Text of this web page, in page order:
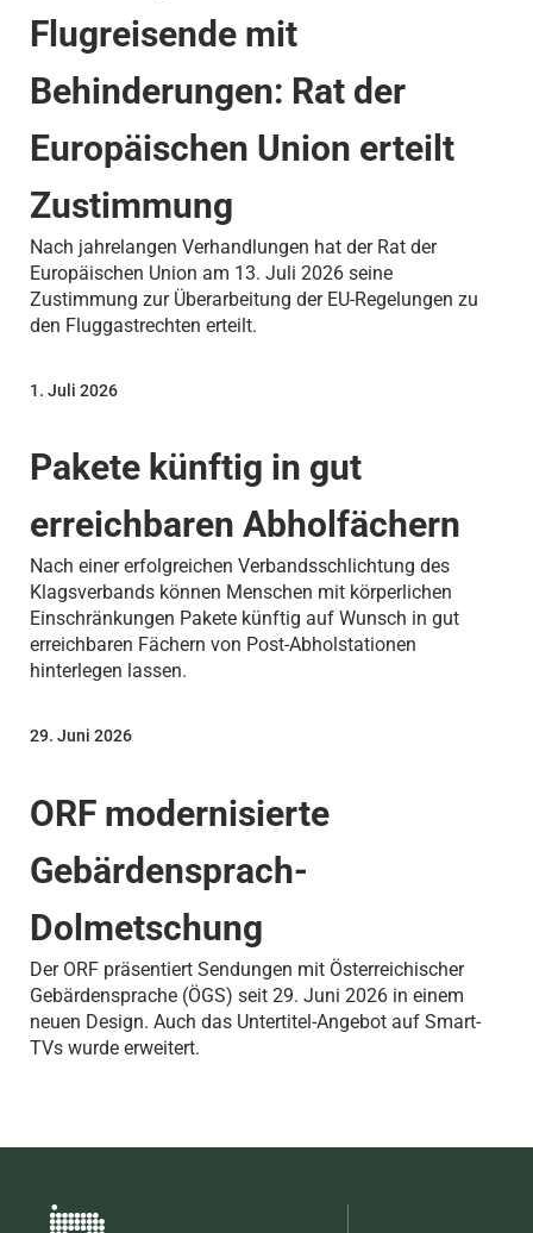
Flugreisende mit
Behinderungen: Rat der
Europäischen Union erteilt
Zustimmung
Nach jahrelangen Verhandlungen hat der Rat der
Europäischen Union am 13. Juli 2026 seine
Zustimmung zur Überarbeitung der EU-Regelungen zu
den Fluggastrechten erteilt.
Pakete künftig in gut
erreichbaren Abholfächern
1. Juli 2026
Nach einer erfolgreichen Verbandsschlichtung des
Klagsverbands können Menschen mit körperlichen
Einschränkungen Pakete künftig auf Wunsch in gut
erreichbaren Fächern von Post-Abholstationen
hinterlegen lassen.
ORF modernisierte
Gebärdensprach-
Dolmetschung
29. Juni 2026
Der ORF präsentiert Sendungen mit Österreichischer
Gebärdensprache (ÖGS) seit 29. Juni 2026 in einem
neuen Design. Auch das Untertitel-Angebot auf Smart-
TVs wurde erweitert.